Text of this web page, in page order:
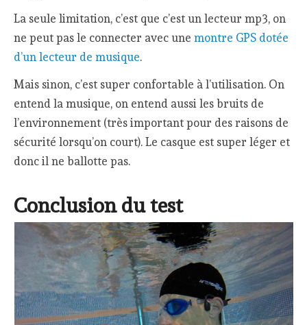
La seule limitation, c’est que c’est un lecteur mp3, on
ne peut pas le connecter avec unemontre GPS dotée
d’un lecteur de musique.
Mais sinon, c’est super confortable à l’utilisation. On
entend la musique, on entend aussi les bruits de
l’environnement (très important pour des raisons de
sécurité lorsqu’on court). Le casque est super léger et
donc il ne ballotte pas.
Conclusion du test